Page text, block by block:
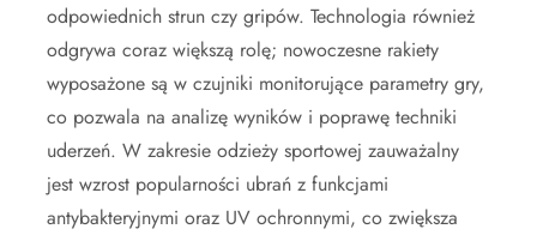
odpowiednich strun czy gripów. Technologia również
odgrywa coraz większą rolę; nowoczesne rakiety
wyposażone są w czujniki monitorujące parametry gry,
co pozwala na analizę wyników i poprawę techniki
uderzeń. W zakresie odzieży sportowej zauważalny
jest wzrost popularności ubrań z funkcjami
antybakteryjnymi oraz UV ochronnymi, co zwiększa